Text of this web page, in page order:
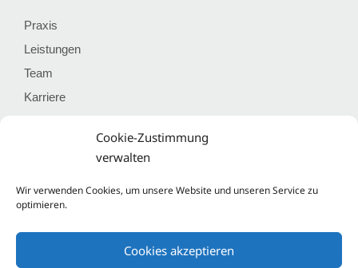
Cookie-Zustimmung
verwalten
Wir verwenden Cookies, um unsere Website und unseren Service zu
optimieren.
Cookies akzeptieren
Praxis
Leistungen
Team
Karriere
Kontakt